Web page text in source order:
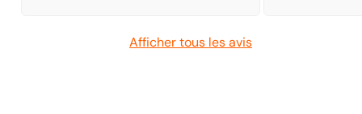
Afficher tous les avis